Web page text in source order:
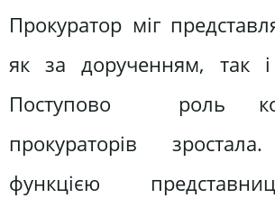
Прокуратор міг
як за дорученням, так
Поступово роль
прокураторів
функцією